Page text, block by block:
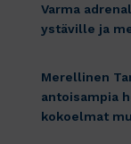
Varma
ystäville ja
Merellinen
antoisampia
kokoelmat